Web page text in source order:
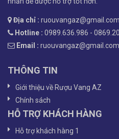
Địa chỉ : ruouvangaz@gmail.com
Hotline : 0989.636.986 -
Email : ruouvangaz@gmail.com
THÔNG TIN
Giới thiệu về Rượu Vang AZ
Chính sách
HỖ TRỢ KHÁCH HÀNG
Hỗ trợ khách hàng 1